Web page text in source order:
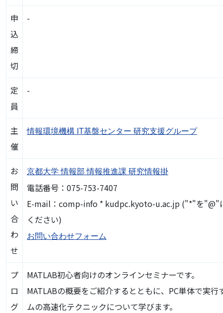
申
込
締
切
-
定
員
-
主
催
情報環境機構 IT基盤センター 研究支援グループ
お
問
い
合
わ
せ
京都大学 情報部 情報推進課 研究情報掛
電話番号：075-753-7407
E-mail：comp-info * kudpc.kyoto-u.ac.jp ("*"を"@"
ください)
お問い合わせフォーム
プ
ロ
グ
MATLAB初心者向けのオンラインセミナーです。
MATLABの概要をご紹介するとともに、PC単体で実行
ムの高速化テクニックについて学びます。